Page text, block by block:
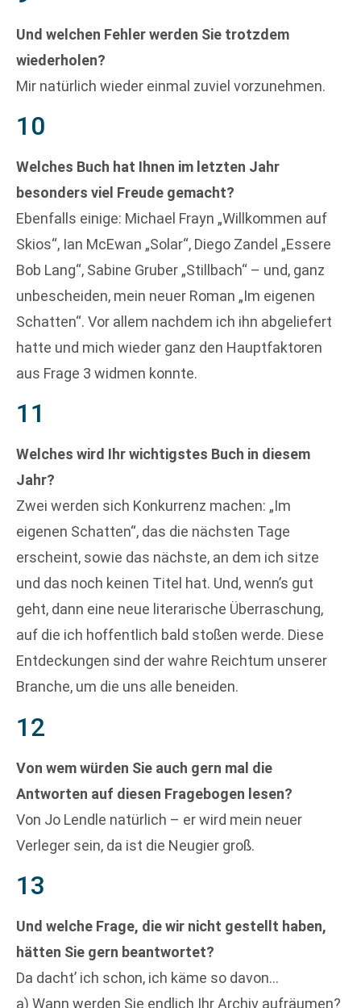
Und welchen Fehler werden Sie trotzdem
wiederholen?
Mir natürlich wieder einmal zuviel vorzunehmen.
10
Welches Buch hat Ihnen im letzten Jahr
besonders viel Freude gemacht?
Ebenfalls einige: Michael Frayn „Willkommen auf
Skios“, Ian McEwan „Solar“, Diego Zandel „Essere
Bob Lang“, Sabine Gruber „Stillbach“ – und, ganz
unbescheiden, mein neuer Roman „Im eigenen
Schatten“. Vor allem nachdem ich ihn abgeliefert
hatte und mich wieder ganz den Hauptfaktoren
aus Frage 3 widmen konnte.
11
Welches wird Ihr wichtigstes Buch in diesem
Jahr?
Zwei werden sich Konkurrenz machen: „Im
eigenen Schatten“, das die nächsten Tage
erscheint, sowie das nächste, an dem ich sitze
und das noch keinen Titel hat. Und, wenn’s gut
geht, dann eine neue literarische Überraschung,
auf die ich hoffentlich bald stoßen werde. Diese
Entdeckungen sind der wahre Reichtum unserer
Branche, um die uns alle beneiden.
12
Von wem würden Sie auch gern mal die
Antworten auf diesen Fragebogen lesen?
Von Jo Lendle natürlich – er wird mein neuer
Verleger sein, da ist die Neugier groß.
13
Und welche Frage, die wir nicht gestellt haben,
hätten Sie gern beantwortet?
Da dacht’ ich schon, ich käme so davon…
a) Wann werden Sie endlich Ihr Archiv aufräumen?